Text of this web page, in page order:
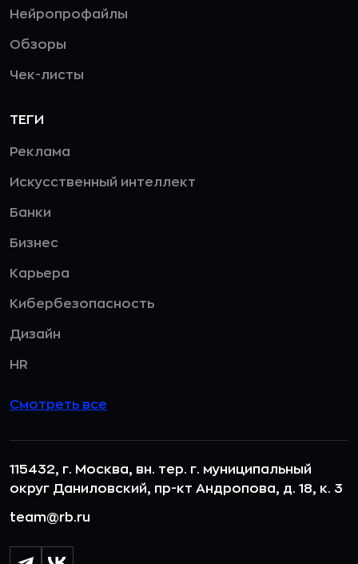
Нейропрофайлы
Обзоры
Чек-листы
ТЕГИ
Реклама
Искусственный интеллект
Банки
Бизнес
Карьера
Кибербезопасность
Дизайн
HR
Смотреть все
115432, г. Москва, вн. тер. г. муниципальный
округ Даниловский, пр-кт Андропова, д. 18, к. 3
team@rb.ru